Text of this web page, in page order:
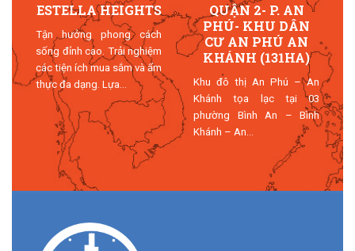
ESTELLA HEIGHTS
Tận hưởng phong cách
sống đỉnh cao. Trải nghiệm
các tiện ích mua sắm và ẩm
thực đa dạng. Lựa...
QUẬN 2- P. AN
PHÚ- KHU DÂN
CƯ AN PHÚ AN
KHÁNH (131HA)
Khu đô thị An Phú – An
Khánh tọa lạc tại 03
phường Bình An – Bình
Khánh – An...